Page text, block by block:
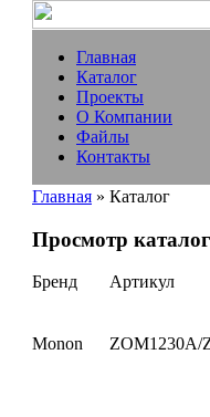
Главная
Каталог
Проекты
О Компании
Файлы
Контакты
Главная » Каталог
Просмотр
Бренд Артикул
Monon ZOM1230А/